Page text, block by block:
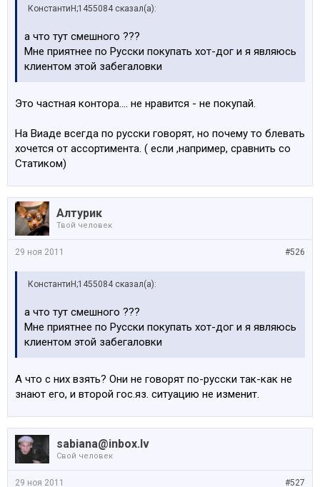
КонстантиН;1455084 сказал(а):
а что тут смешного ???
Мне приятнее по Русски покупать хот-дог и я являюсь
клиентом этой забегаловки
Это частная контора.... не нравится - не покупай.
На Виаде всегда по русски говорят, но почему то блевать
хочется от ассортимента. ( если ,например, сравнить со
Статиком)
Алтурик
Твой человек
#526
29 ноя 2011
КонстантиН;1455084 сказал(а):
а что тут смешного ???
Мне приятнее по Русски покупать хот-дог и я являюсь
клиентом этой забегаловки
А что с них взять? Они не говорят по-русски так-как не
знают его, и второй гос.яз. ситуацию не изменит.
sabiana@inbox.lv
Свой человек
#527
29 ноя 2011